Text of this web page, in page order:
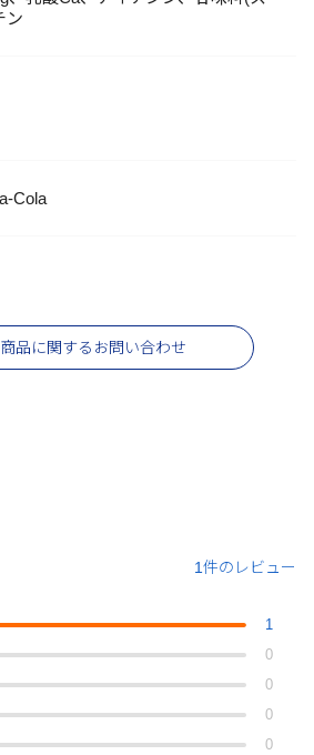
ン
Cola
品に関するお問い合わせ
1件のレビュー
1
0
0
0
0